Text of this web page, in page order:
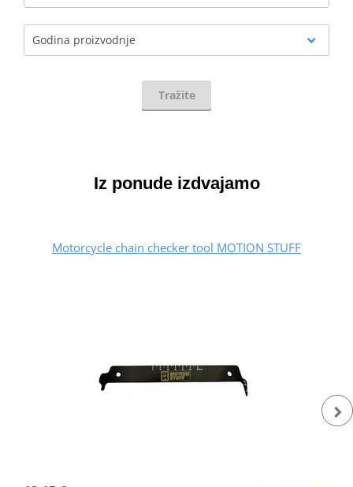
Godina proizvodnje
Tražite
Iz ponude izdvajamo
Motorcycle chain checker tool MOTION STUFF